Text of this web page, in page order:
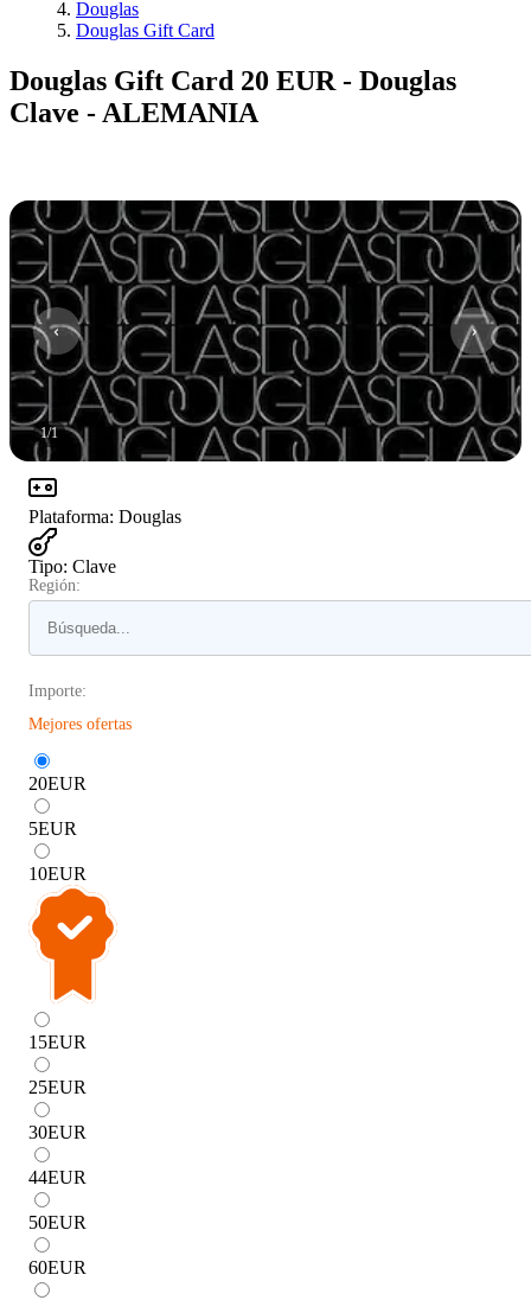
Douglas
Douglas Gift Card
Douglas Gift Card 20 EUR - Douglas
Clave - ALEMANIA
1/1
Plataforma: Douglas
Tipo: Clave
Región:
Importe:
Mejores ofertas
20EUR
5EUR
10EUR
15EUR
25EUR
30EUR
44EUR
50EUR
60EUR